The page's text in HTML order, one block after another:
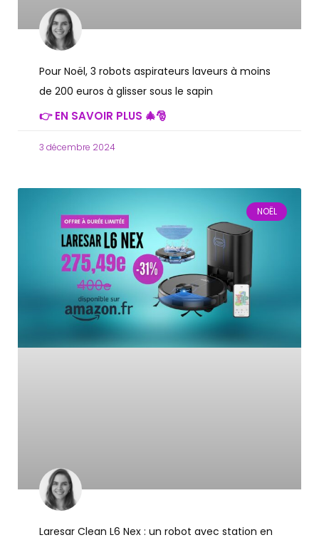
Pour Noël, 3 robots aspirateurs laveurs à moins
de 200 euros à glisser sous le sapin
👉 EN SAVOIR PLUS 🎄🎅
3 décembre 2024
NOËL
Laresar Clean L6 Nex : un robot avec station en